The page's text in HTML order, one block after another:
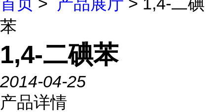
苯
1,4-二碘苯
2014-04-25
产品详情